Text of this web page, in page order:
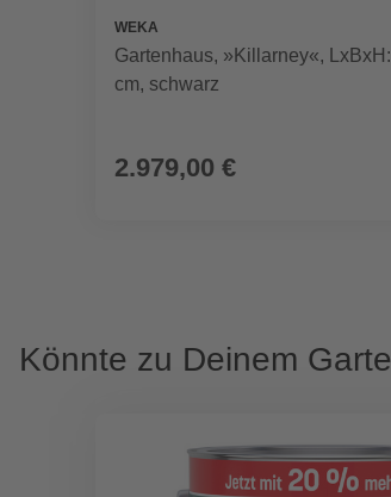
WEKA
Gartenhaus, »Killarney«, LxBxH:
cm, schwarz
2.979,00 €
Könnte zu Deinem